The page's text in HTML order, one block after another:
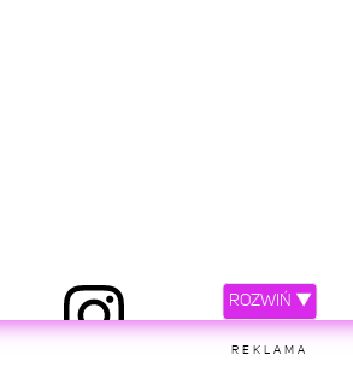
przez QCZAJ (@qczaj)
ROZWIŃ ▼
REKLAMA